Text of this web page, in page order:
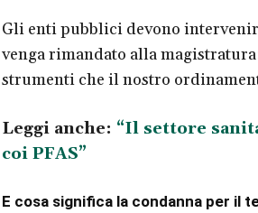
Gli enti pubblici devono
venga rimandato alla
strumenti che il nostro
Leggi anche: “Il settore
coi PFAS”
E cosa significa la condanna per il